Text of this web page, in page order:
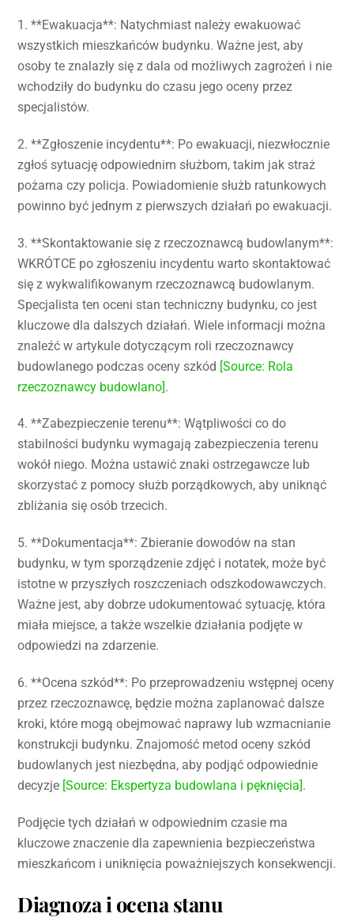
1. **Ewakuacja**: Natychmiast należy ewakuować
wszystkich mieszkańców budynku. Ważne jest, aby
osoby te znalazły się z dala od możliwych zagrożeń i nie
wchodziły do budynku do czasu jego oceny przez
specjalistów.
2. **Zgłoszenie incydentu**: Po ewakuacji, niezwłocznie
zgłoś sytuację odpowiednim służbom, takim jak straż
pożarna czy policja. Powiadomienie służb ratunkowych
powinno być jednym z pierwszych działań po ewakuacji.
3. **Skontaktowanie się z rzeczoznawcą budowlanym**:
WKRÓTCE po zgłoszeniu incydentu warto skontaktować
się z wykwalifikowanym rzeczoznawcą budowlanym.
Specjalista ten oceni stan techniczny budynku, co jest
kluczowe dla dalszych działań. Wiele informacji można
znaleźć w artykule dotyczącym roli rzeczoznawcy
budowlanego podczas oceny szkód [Source: Rola
rzeczoznawcy budowlano].
4. **Zabezpieczenie terenu**: Wątpliwości co do
stabilności budynku wymagają zabezpieczenia terenu
wokół niego. Można ustawić znaki ostrzegawcze lub
skorzystać z pomocy służb porządkowych, aby uniknąć
zbliżania się osób trzecich.
5. **Dokumentacja**: Zbieranie dowodów na stan
budynku, w tym sporządzenie zdjęć i notatek, może być
istotne w przyszłych roszczeniach odszkodowawczych.
Ważne jest, aby dobrze udokumentować sytuację, która
miała miejsce, a także wszelkie działania podjęte w
odpowiedzi na zdarzenie.
6. **Ocena szkód**: Po przeprowadzeniu wstępnej oceny
przez rzeczoznawcę, będzie można zaplanować dalsze
kroki, które mogą obejmować naprawy lub wzmacnianie
konstrukcji budynku. Znajomość metod oceny szkód
budowlanych jest niezbędna, aby podjąć odpowiednie
decyzje [Source: Ekspertyza budowlana i pęknięcia].
Podjęcie tych działań w odpowiednim czasie ma
kluczowe znaczenie dla zapewnienia bezpieczeństwa
mieszkańcom i uniknięcia poważniejszych konsekwencji.
Diagnoza i ocena stanu